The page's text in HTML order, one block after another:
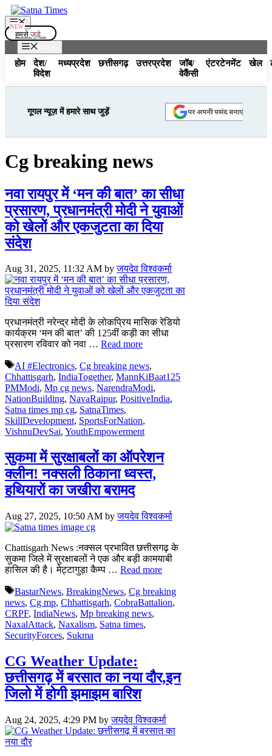
Skip
to
content
Menu
हमसे जुड़े...
होम
देश/
विदेश
मध्यप्रदेश छत्तीसगढ़ उत्तरप्रदेश
जॉब/
वेकैंसी
एंटरटेनमेंट खेल
गूगल न्यूज़ में हमारे साथ जुड़ें
Cg breaking news
नवा रायपुर में ‘मन की बात’ का सीधा
प्रसारण, प्रधानमंत्री मोदी ने युवाओं
को खेलों और एकजुटता का दिया
संदेश
Aug 31, 2025, 11:32 AM byजयदेव विश्वकर्मा
प्रधानमंत्री नरेन्द्र मोदी के लोकप्रिय मासिक रेडियो
कार्यक्रम ‘मन की बात’ की 125वीं कड़ी का सीधा
प्रसारण रविवार को नवा … Read more
Tags
AI #Electronics, Cg breaking news,
Chhattisgarh, IndiaTogether, MannKiBaat125
PMModi, Mp cg news, NarendraModi,
NationBuilding, NavaRaipur, PositiveIndia,
Satna times mp cg, SatnaTimes,
SkillDevelopment, SportsForNation,
VishnuDevSai, YouthEmpowerment
सुकमा में सुरक्षाबलों का ऑपरेशन
क्लीन! नक्सली ठिकाना ध्वस्त,
हथियारों का जखीरा बरामद
Aug 27, 2025, 10:50 AM byजयदेव विश्वकर्मा
Chattisgarh News :नक्सल प्रभावित छत्तीसगढ़ के
सुकमा जिले में सुरक्षाबलों ने एक और बड़ी कामयाबी
हासिल की है। मेट्टागुड़ा कैम्प … Read more
Tags
BastarNews, BreakingNews, Cg breaking
news, Cg mp, Chhattisgarh, CobraBattalion,
CRPF, IndiaNews, Mp breaking news,
NaxalAttack, Naxalism, Satna times,
SecurityForces, Sukma
CG Weather Update:
छत्तीसगढ़ में बरसात का नया दौर,इन
जिलो में होगी झमाझम बारिश
Aug 24, 2025, 4:29 PM byजयदेव विश्वकर्मा